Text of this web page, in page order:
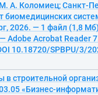
А. Коломиец; Санкт-
биомедицинских
2026. — 1 файл (1,8
Adobe Acrobat Reader
10.18720/SPBPU/3/
строительной
«Бизнес-